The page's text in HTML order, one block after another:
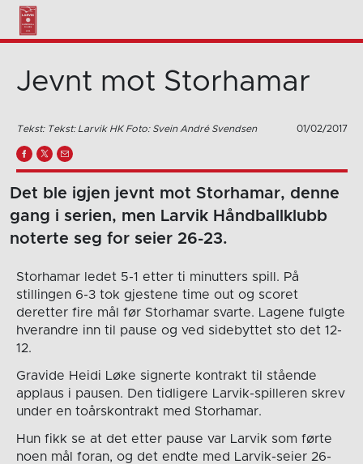
Jevnt mot Storhamar
Tekst: Tekst: Larvik HK Foto: Svein André Svendsen 01/02/2017
Det ble igjen jevnt mot Storhamar, denne
gang i serien, men Larvik Håndballklubb
noterte seg for seier 26-23.
Storhamar ledet 5-1 etter ti minutters spill. På
stillingen 6-3 tok gjestene time out og scoret
deretter fire mål før Storhamar svarte. Lagene fulgte
hverandre inn til pause og ved sidebyttet sto det 12-
12.
Gravide Heidi Løke signerte kontrakt til stående
applaus i pausen. Den tidligere Larvik-spilleren skrev
under en toårskontrakt med Storhamar.
Hun fikk se at det etter pause var Larvik som førte
noen mål foran, og det endte med Larvik-seier 26-